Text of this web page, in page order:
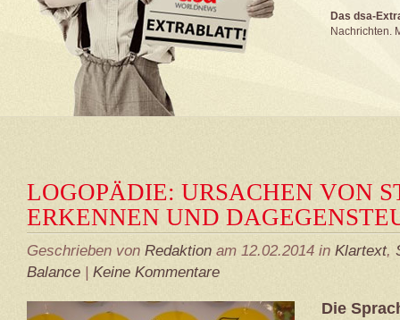
Das dsa-
Nachrichten.
LOGOPÄDIE: URSACHEN VON
ERKENNEN UND
Geschrieben von Redaktion am 12.02.2014 in Klartext,
Balance | Keine Kommentare
Die